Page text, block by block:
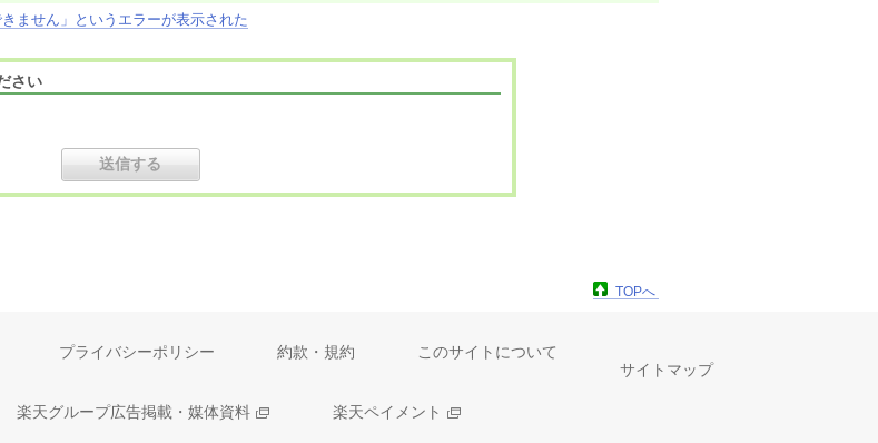
ません」というエラーが表示された
さい
TOPへ
プライバシーポリシー 約款・規約
このサイトについて
サイトマップ
楽天グループ広告掲載・媒体資料 楽天ペイメント